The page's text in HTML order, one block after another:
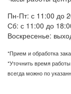
Пн-Пт: с 11:00 до
Сб: с 11:00 до
Воскресенье:
*Прием и обработка
*Уточнить время
всегда можно по